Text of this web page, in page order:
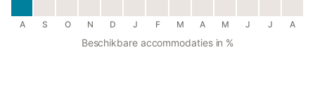
A S O N D J F M A M J J A
Beschikbare accommodaties in %